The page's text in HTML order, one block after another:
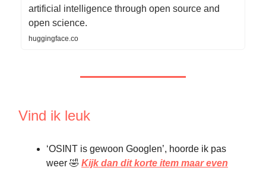
artificial intelligence through open source and
open science.
huggingface.co
Vind ik leuk
‘OSINT is gewoon Googlen’, hoorde ik pas
weer 🤣 Kijk dan dit korte item maar even